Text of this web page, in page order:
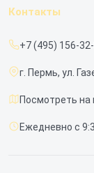
Срочный ремонт
Доставка и
Диагностика
Контакты
ИБП
Контакты
+7 (495) 156-
г. Пермь, ул.
Посмотреть на
Ежедневно с